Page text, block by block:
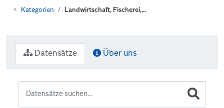
Kategorien Landwirtschaft, Fischerei,...
Datensätze Über uns